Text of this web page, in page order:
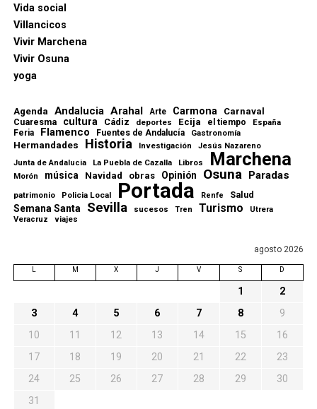
Vida social
Villancicos
Vivir Marchena
Vivir Osuna
yoga
Agenda Andalucia Arahal Arte Carmona
Carnaval
Cuaresma
cultura Cádiz deportes Ecija el tiempo España
Feria Flamenco Fuentes de Andalucía Gastronomía
Hermandades Historia Investigación
Jesús Nazareno
Junta de Andalucia
La Puebla de Cazalla Libros Marchena
Morón música Navidad obras Opinión Osuna Paradas
patrimonio Policia Local Portada Renfe Salud
Semana Santa Sevilla sucesos Tren Turismo
Utrera
Veracruz
viajes
agosto 2026
M X J V S D
1
2
3
4 5 6 7 8
9
10
11 12 13 14 15
16
17
18 19 20 21 22
23
24
25 26 27 28 29
30
31